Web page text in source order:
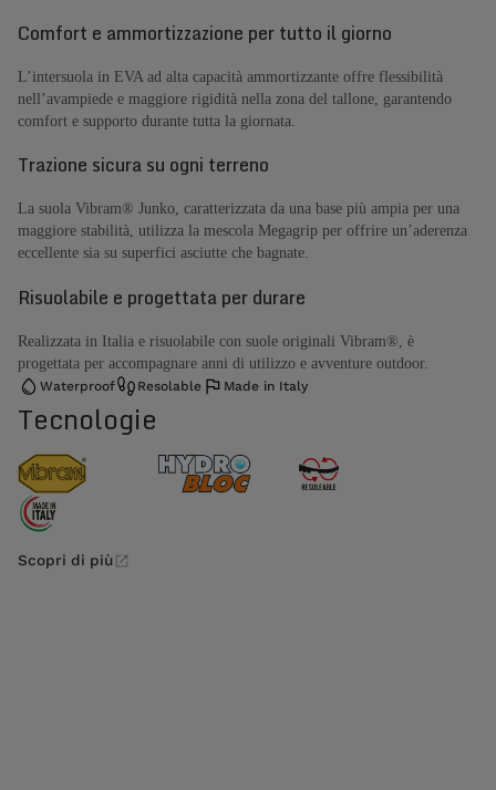
Comfort e ammortizzazione per tutto il giorno
L’intersuola in EVA ad alta capacità ammortizzante offre flessibilità
nell’avampiede e maggiore rigidità nella zona del tallone, garantendo
comfort e supporto durante tutta la giornata.
Trazione sicura su ogni terreno
La suola Vibram® Junko, caratterizzata da una base più ampia per una
maggiore stabilità, utilizza la mescola Megagrip per offrire un’aderenza
eccellente sia su superfici asciutte che bagnate.
Risuolabile e progettata per durare
Realizzata in Italia e risuolabile con suole originali Vibram®, è
progettata per accompagnare anni di utilizzo e avventure outdoor.
Waterproof Resolable Made in Italy
Tecnologie
Scopri di più